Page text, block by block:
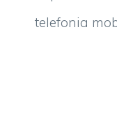
telefonia